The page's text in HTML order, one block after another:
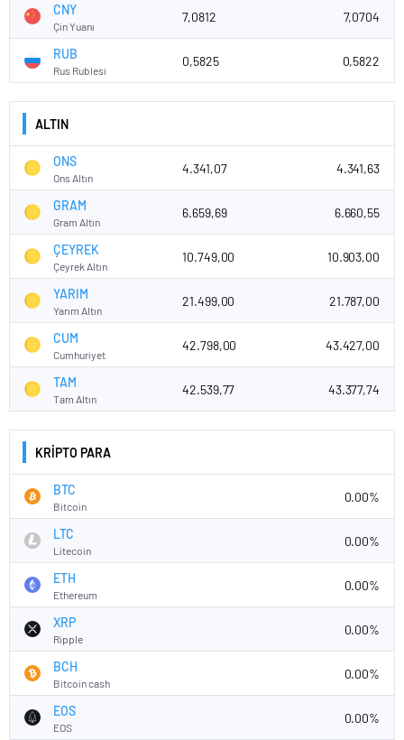
CNY
Çin Yuanı
7,0812 7,0704
RUB
Rus Rublesi
0,5825 0,5822
ALTIN
ONS
Ons Altın
4.341,07 4.341,63
GRAM
Gram Altın
6.659,69 6.660,55
ÇEYREK
Çeyrek Altın
10.749,00 10.903,00
YARIM
Yarım Altın
21.499,00 21.787,00
CUM
Cumhuriyet
42.798,00 43.427,00
TAM
Tam Altın
42.539,77 43.377,74
KRİPTO PARA
BTC
Bitcoin
0.00%
LTC
Litecoin
0.00%
ETH
Ethereum
0.00%
XRP
Ripple
0.00%
BCH
Bitcoin cash
0.00%
EOS
EOS
0.00%